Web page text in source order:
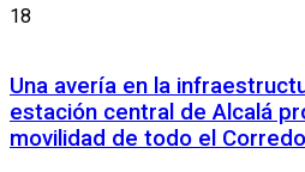
18
Una avería en la
estación central de Alcalá
movilidad de todo el